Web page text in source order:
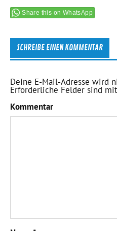
Share this on WhatsApp
SCHREIBE EINEN KOMMENTAR
Deine E-Mail-Adresse wird
Erforderliche Felder sind
Kommentar